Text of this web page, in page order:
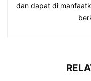
dan dapat di